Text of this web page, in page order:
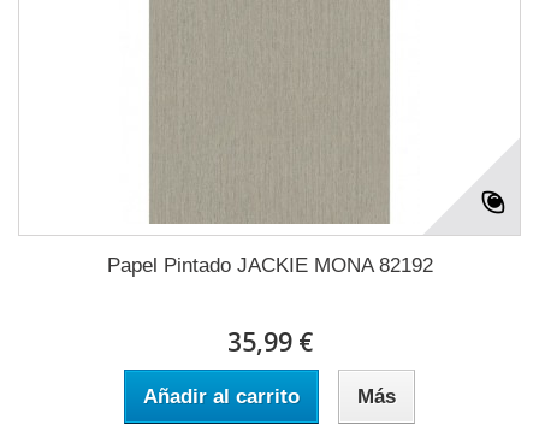
Papel Pintado JACKIE MONA 82192
35,99 €
Añadir al carrito Más